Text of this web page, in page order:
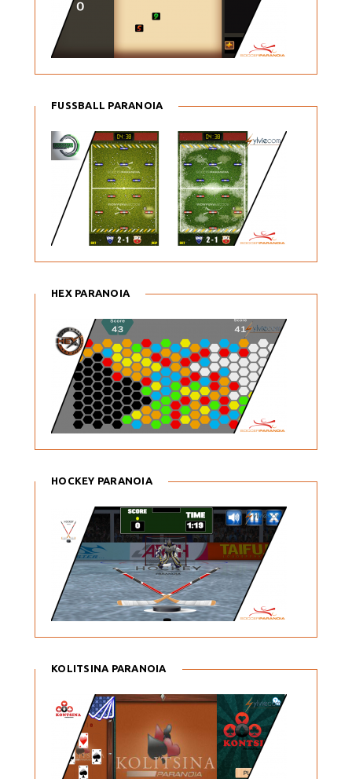
FUSSBALL PARANOIA
HEX PARANOIA
HOCKEY PARANOIA
KOLITSINA PARANOIA